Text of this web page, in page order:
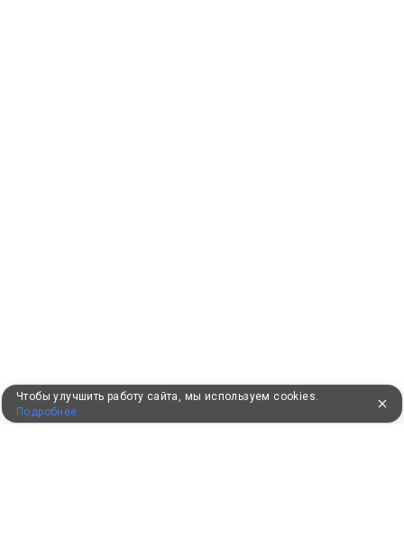
Чтобы улучшить работу сайта, мы используем cookies.
Подробнее